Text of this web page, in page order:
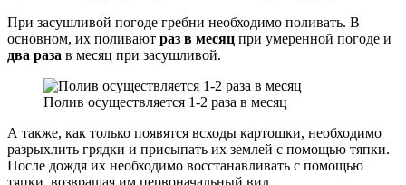
При засушливой погоде гребни необходимо поливать. В
основном, их поливают раз в месяц при умеренной погоде и
два раза в месяц при засушливой.
Полив осуществляется 1-2 раза в месяц
А также, как только появятся всходы картошки, необходимо
разрыхлить грядки и присыпать их землей с помощью тяпки.
После дождя их необходимо восстанавливать с помощью
тяпки, возвращая им первоначальный вид.